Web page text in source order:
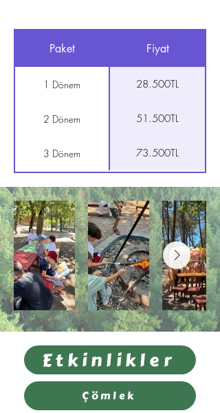
Paket Fiyat
1 Dönem 28.500TL
2 Dönem 51.500TL
3 Dönem 73.500TL
Etkinlikler
Çömlek